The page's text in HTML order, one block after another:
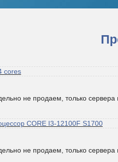
cores
не продаем, только сервера
CORE I3-12100F S1700
не продаем, только сервера